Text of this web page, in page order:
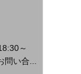
～
い合...